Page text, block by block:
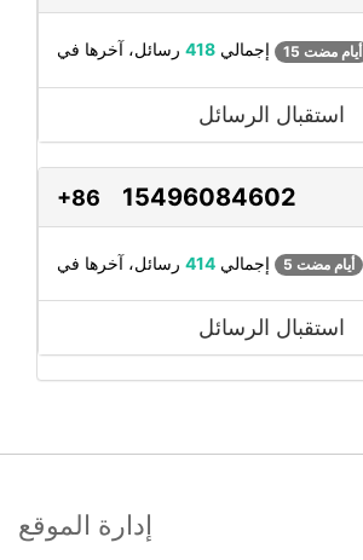
إجمالي 418 15 أيام مضت
استقبال الرسائل
+86 15496084602
إجمالي 414 5 أيام مضت
استقبال الرسائل
إدارة الموقع